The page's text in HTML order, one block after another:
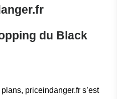
du Black
priceindanger.fr s’est